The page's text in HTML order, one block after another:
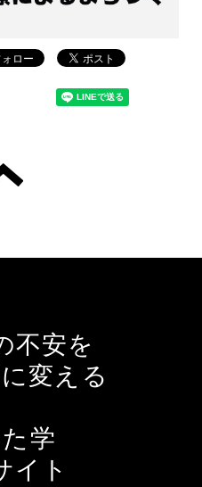
不安を
変える
学
イト